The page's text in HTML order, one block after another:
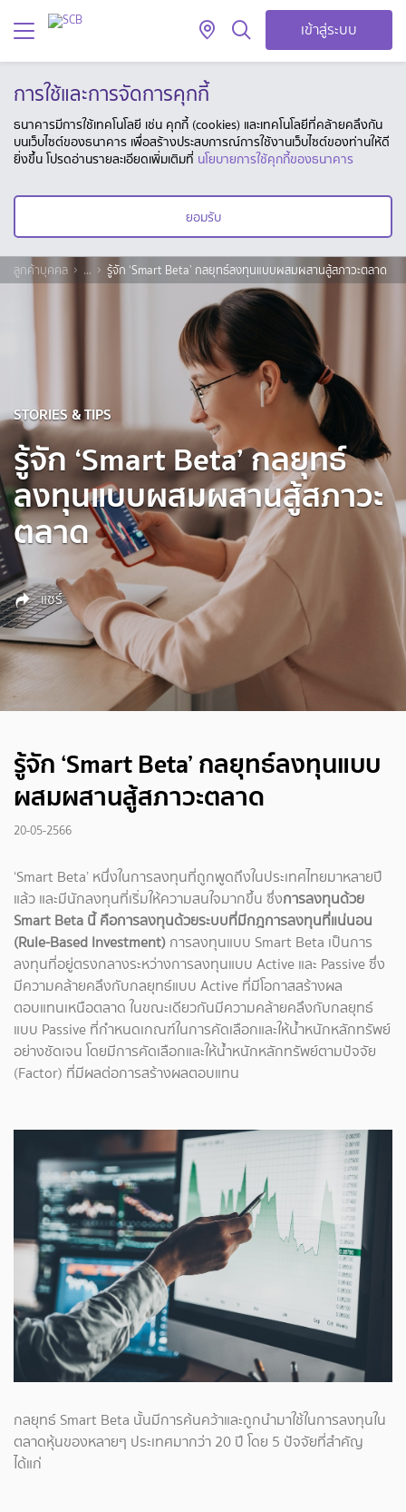
เข้าสู่ระบบ
การใช้และการจัดการคุกกี้
ธนาคารมีการใช้เทคโนโลยี เช่น คุกกี้ (cookies) และเทคโนโลยีที่คล้ายคลึงกัน
บนเว็บไซต์ของธนาคาร เพื่อสร้างประสบการณ์การใช้งานเว็บไซต์ของท่านให้ดี
ยิ่งขึ้น โปรดอ่านรายละเอียดเพิ่มเติมที่ นโยบายการใช้คุกกี้ของธนาคาร
ยอมรับ
ลูกค้าบุคคล ... รู้จัก ‘Smart Beta’ กลยุทธ์ลงทุนแบบผสมผสานสู้สภาวะตลาด
STORIES & TIPS
รู้จัก ‘Smart Beta’ กลยุทธ์
ลงทุนแบบผสมผสานสู้สภาวะ
ตลาด
แชร์
รู้จัก ‘Smart Beta’ กลยุทธ์ลงทุนแบบ
ผสมผสานสู้สภาวะตลาด
20-05-2566
‘Smart Beta’ หนึ่งในการลงทุนที่ถูกพูดถึงในประเทศไทยมาหลายปี
แล้ว และมีนักลงทุนที่เริ่มให้ความสนใจมากขึ้น ซึ่งการลงทุนด้วย
Smart Beta นี้ คือการลงทุนด้วยระบบที่มีกฎการลงทุนที่แน่นอน
(Rule-Based Investment) การลงทุนแบบ Smart Beta เป็นการ
ลงทุนที่อยู่ตรงกลางระหว่างการลงทุนแบบ Active และ Passive ซึ่ง
มีความคล้ายคลึงกับกลยุทธ์แบบ Active ที่มีโอกาสสร้างผล
ตอบแทนเหนือตลาด ในขณะเดียวกันมีความคล้ายคลึงกับกลยุทธ์
แบบ Passive ที่กำหนดเกณฑ์ในการคัดเลือกและให้น้ำหนักหลักทรัพย์
อย่างชัดเจน โดยมีการคัดเลือกและให้น้ำหนักหลักทรัพย์ตามปัจจัย
(Factor) ที่มีผลต่อการสร้างผลตอบแทน
กลยุทธ์ Smart Beta นั้นมีการค้นคว้าและถูกนำมาใช้ในการลงทุนใน
ตลาดหุ้นของหลายๆ ประเทศมากว่า 20 ปี โดย 5 ปัจจัยที่สำคัญ
ได้แก่